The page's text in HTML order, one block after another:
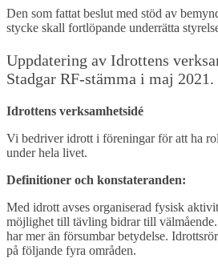
Den som fattat beslut med stöd av
stycke skall fortlöpande underrätta
Uppdatering av Idrottens
Stadgar RF-stämma i maj 2021.
Idrottens verksamhetsidé
Vi bedriver idrott i föreningar för att ha
under hela livet.
Definitioner och konstateranden:
Med idrott avses organiserad fysisk
möjlighet till tävling bidrar till
har mer än försumbar betydelse.
på följande fyra områden.